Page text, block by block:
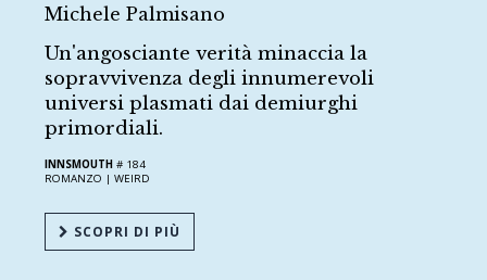
Michele Palmisano
Un'angosciante verità minaccia la
sopravvivenza degli innumerevoli
universi plasmati dai demiurghi
primordiali.
INNSMOUTH # 184
ROMANZO |WEIRD
SCOPRI DI PIÙ